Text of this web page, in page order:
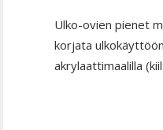
Ulko-ovien pienet
korjata
akrylaattimaalilla